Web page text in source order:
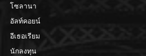
โซลานา
อัลท์คอยน์
อีเธอเรียม
นักลงทุน